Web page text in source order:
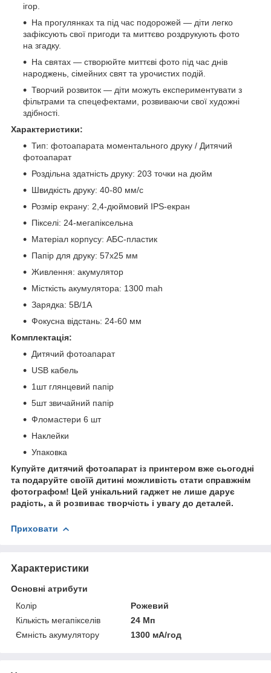
ігор.
На прогулянках та під час подорожей — діти легко
зафіксують свої пригоди та миттєво роздрукують фото
на згадку.
На святах — створюйте миттєві фото під час днів
народжень, сімейних свят та урочистих подій.
Творчий розвиток — діти можуть експериментувати з
фільтрами та спецефектами, розвиваючи свої художні
здібності.
Характеристики:
Тип: фотоапарата моментального друку / Дитячий
фотоапарат
Роздільна здатність друку: 203 точки на дюйм
Швидкість друку: 40-80 мм/с
Розмір екрану: 2,4-дюймовий IPS-екран
Пікселі: 24-мегапіксельна
Матеріал корпусу: АБС-пластик
Папір для друку: 57х25 мм
Живлення: акумулятор
Місткість акумулятора: 1300 mah
Зарядка: 5В/1А
Фокусна відстань: 24-60 мм
Комплектація:
Дитячий фотоапарат
USB кабель
1шт глянцевий папір
5шт звичайний папір
Фломастери 6 шт
Наклейки
Упаковка
Купуйте дитячий фотоапарат із принтером вже сьогодні
та подаруйте своїй дитині можливість стати справжнім
фотографом! Цей унікальний гаджет не лише дарує
радість, а й розвиває творчість і увагу до деталей.
Приховати
Характеристики
Основні атрибути
Колір
Рожевий
Кількість мегапікселів
24 Мп
Ємність акумулятору
1300 мА/год